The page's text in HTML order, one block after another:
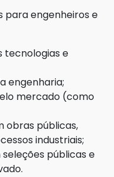
para engenheiros e
tecnologias e
engenharia;
mercado (como
obras públicas,
industriais;
públicas e